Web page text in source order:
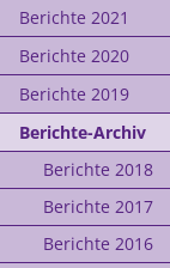
Berichte 2021
Berichte 2020
Berichte 2019
Berichte-Archiv
Berichte 2018
Berichte 2017
Berichte 2016